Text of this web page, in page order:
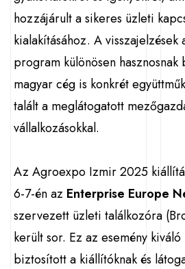
hozzájárult a sikeres üzleti
kialakításához. A visszajelzések
program különösen
magyar cég is konkrét
talált a meglátogatott
vállalkozásokkal.
Az Agroexpo Izmir 2025
6-7-én az Enterprise Europe
szervezett üzleti találkozóra
került sor. Ez az esemény
biztosított a kiállítóknak és